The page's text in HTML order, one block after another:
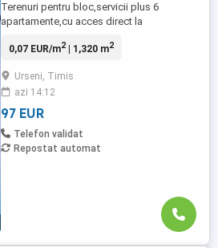
Terenuri pentru bloc,servicii plus 6
apartamente,cu acces direct la
Distanta pana la centura este 1,4 hm.
2km.
Utilitati:gaz,apa,canalizare,curent+iluminat
stradal,fibra optica,asfalt(2027) POT 40%
0,07 EUR/m2| 1,320 m2
Urseni, Timis
azi 14:12
97 EUR
Telefon validat
Repostat automat